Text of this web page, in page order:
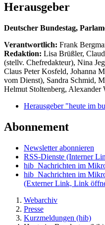
Herausgeber
Deutscher Bundestag,
Verantwortlich: Frank
Redaktion: Lisa Brüßler,
(stellv. Chefredakteur), Nina
Claus Peter Kosfeld, Johanna
vom Dienst), Sandra Schmid,
Helmut Stoltenberg, Alexander
Herausgeber "heute im
Abonnement
Newsletter abonnieren
RSS-Dienste (Interner
hib_Nachrichten im
hib_Nachrichten im
(Externer Link, Link
Webarchiv
Presse
Kurzmeldungen (hib)